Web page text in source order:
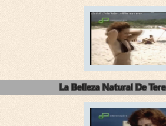
La Belleza Natural De